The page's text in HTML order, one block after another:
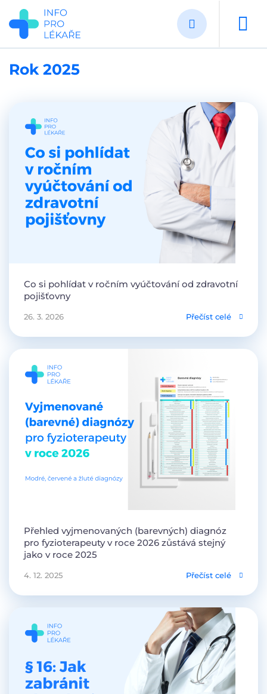
Přejít
hlavnímu
obsahu
Rok 2025
Co si pohlídat v ročním vyúčtování od zdravotní
pojišťovny
26. 3. 2026 Přečíst celé
Přehled vyjmenovaných (barevných) diagnóz
pro fyzioterapeuty v roce 2026 zůstává stejný
jako v roce 2025
4. 12. 2025 Přečíst celé